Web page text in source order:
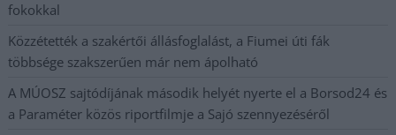
fokokkal
Közzétették a szakértői állásfoglalást, a Fiumei úti fák
többsége szakszerűen már nem ápolható
A MÚOSZ sajtódíjának második helyét nyerte el a Borsod24 és
a Paraméter közös riportfilmje a Sajó szennyezéséről